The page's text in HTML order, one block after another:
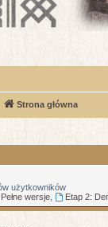
Strona główna
użytkowników
wersje, Etap 2: